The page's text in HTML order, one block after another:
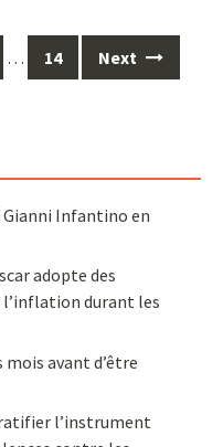
… 14 Next
Gianni Infantino en
adopte des
durant les
mois avant d’être
l’instrument